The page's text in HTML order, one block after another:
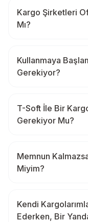
Kargo Şirketleri
Mı?
Kullanmaya
Gerekiyor?
T-Soft İle Bir
Gerekiyor Mu?
Memnun
Miyim?
Kendi
Ederken, Bir